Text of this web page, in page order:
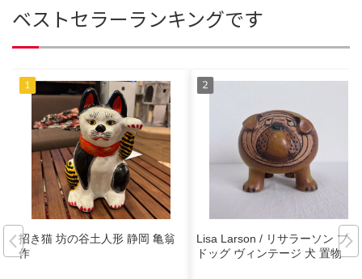
ベストセラーランキングです
招き猫 坊の谷土人形 静岡 亀翁
作
Lisa Larson / リサラーソン ブル
ドッグ ヴィンテージ 犬 置物